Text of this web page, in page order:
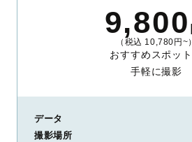
整。自然な雰囲気を残しつつも、おし
に。きっと「こんな写真を撮ってほし
出会えます。まずは、ラブグラフの撮影
9,800
（税込 10,780円~）
おすすめスポッ
手軽に撮影
データ
撮影場所